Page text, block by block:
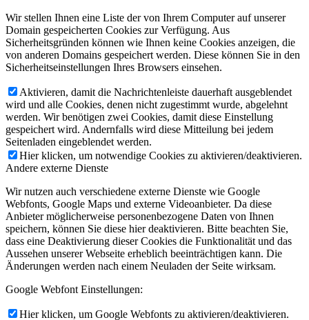
Wir stellen Ihnen eine Liste der von Ihrem Computer auf unserer
Domain gespeicherten Cookies zur Verfügung. Aus
Sicherheitsgründen können wie Ihnen keine Cookies anzeigen, die
von anderen Domains gespeichert werden. Diese können Sie in den
Sicherheitseinstellungen Ihres Browsers einsehen.
Aktivieren, damit die Nachrichtenleiste dauerhaft ausgeblendet
wird und alle Cookies, denen nicht zugestimmt wurde, abgelehnt
werden. Wir benötigen zwei Cookies, damit diese Einstellung
gespeichert wird. Andernfalls wird diese Mitteilung bei jedem
Seitenladen eingeblendet werden.
Hier klicken, um notwendige Cookies zu aktivieren/deaktivieren.
Andere externe Dienste
Wir nutzen auch verschiedene externe Dienste wie Google
Webfonts, Google Maps und externe Videoanbieter. Da diese
Anbieter möglicherweise personenbezogene Daten von Ihnen
speichern, können Sie diese hier deaktivieren. Bitte beachten Sie,
dass eine Deaktivierung dieser Cookies die Funktionalität und das
Aussehen unserer Webseite erheblich beeinträchtigen kann. Die
Änderungen werden nach einem Neuladen der Seite wirksam.
Google Webfont Einstellungen:
Hier klicken, um Google Webfonts zu aktivieren/deaktivieren.